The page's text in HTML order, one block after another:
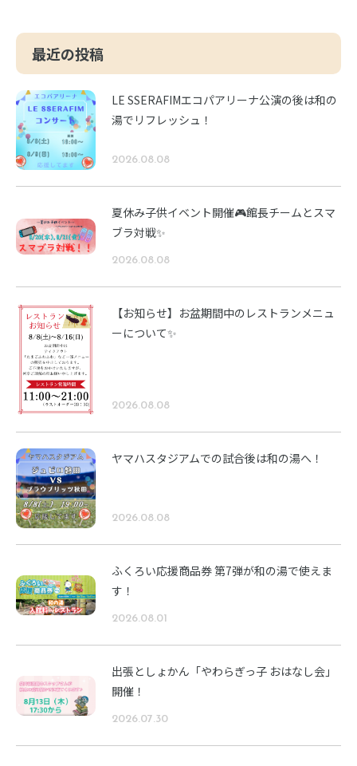
最近の投稿
LE SSERAFIMエコパアリーナ公演の後は和の
湯でリフレッシュ！
2026.08.08
夏休み子供イベント開催🎮館長チームとスマ
ブラ対戦✨
2026.08.08
【お知らせ】お盆期間中のレストランメニュ
ーについて✨
2026.08.08
ヤマハスタジアムでの試合後は和の湯へ！
2026.08.08
ふくろい応援商品券 第7弾が和の湯で使えま
す！
2026.08.01
出張としょかん「やわらぎっ子 おはなし会」
開催！
2026.07.30